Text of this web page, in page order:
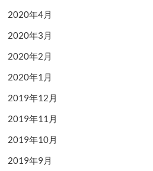
2020年4月
2020年3月
2020年2月
2020年1月
2019年12月
2019年11月
2019年10月
2019年9月